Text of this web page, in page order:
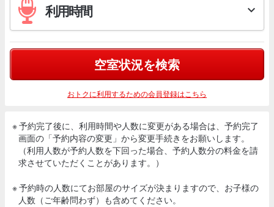
利用時間 
空室状況を検索
おトクに利用するための会員登録はこちら
※ 予約完了後に、利用時間や人数に変更がある場合は、予約完了
画面の「予約内容の変更」から変更手続きをお願いします。
（利用人数が予約人数を下回った場合、予約人数分の料金を請
求させていただくことがあります。）
※ 予約時の人数にてお部屋のサイズが決まりますので、お子様の
人数（ご年齢問わず）も含めてください。